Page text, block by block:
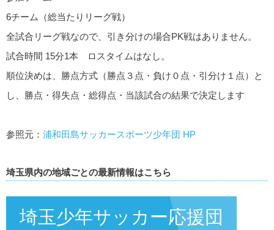
6チーム（総当たりリーグ戦）
全試合リーグ戦なので、引き分けの場合PK戦はありません。
試合時間 15分1本 ロスタイムはなし。
順位決めは、勝点方式（勝点３点・負け０点・引分け１点）と
し、勝点・得失点・総得点・当該試合の結果で決定します
参照元： 浦和田島サッカースポーツ少年団 HP
埼玉県内の地域ごとの最新情報はこちら
埼玉少年サッカー応援団